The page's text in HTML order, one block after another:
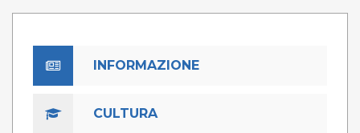
INFORMAZIONE
CULTURA